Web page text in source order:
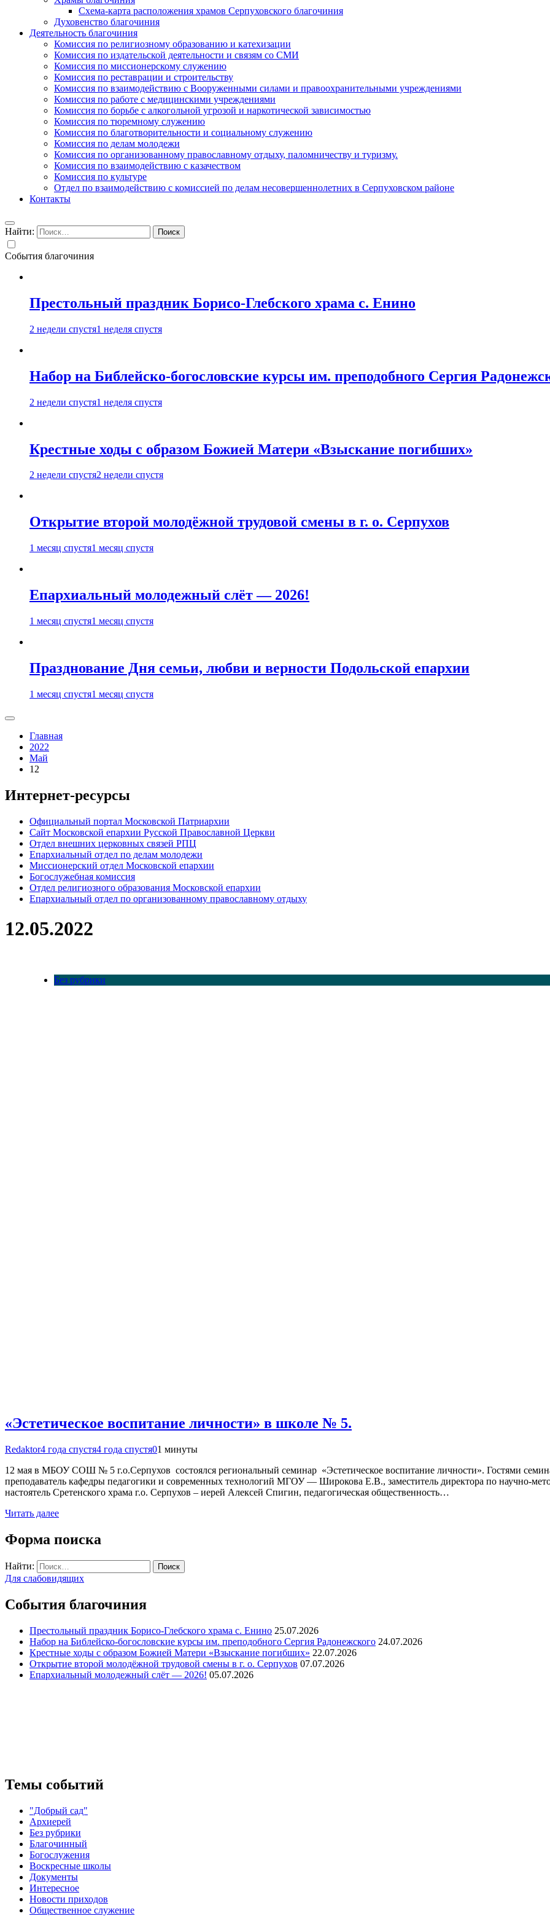
Схема-карта расположения храмов Серпуховского благочиния
Духовенство благочиния
Деятельность благочиния
Комиссия по религиозному образованию и катехизации
Комиссия по издательской деятельности и связям со СМИ
Комиссия по миссионерскому служению
Комиссия по реставрации и строительству
Комиссия по взаимодействию с Вооруженными силами и правоохранительными учреждениями
Комиссия по работе с медицинскими учреждениями
Комиссия по борьбе с алкогольной угрозой и наркотической зависимостью
Комиссия по тюремному служению
Комиссия по благотворительности и социальному служению
Комиссия по делам молодежи
Комиссия по организованному православному отдыху, паломничеству и туризму.
Комиссия по взаимодействию с казачеством
Комиссия по культуре
Отдел по взаимодействию с комиссией по делам несовершеннолетних в Серпуховском районе
Контакты
Найти:
События благочиния
Престольный праздник Борисо-Глебского храма с. Енино
2 недели спустя1 неделя спустя
Набор на Библейско-богословские курсы им. преподобного Сергия
2 недели спустя1 неделя спустя
Крестные ходы с образом Божией Матери «Взыскание погибших»
2 недели спустя2 недели спустя
Открытие второй молодёжной трудовой смены в г. о. Серпухов
1 месяц спустя1 месяц спустя
Епархиальный молодежный слёт — 2026!
1 месяц спустя1 месяц спустя
Празднование Дня семьи, любви и верности Подольской епархии
1 месяц спустя1 месяц спустя
Главная
2022
Май
12
Интернет-ресурсы
Официальный портал Московской Патриархии
Сайт Московской епархии Русской Православной Церкви
Отдел внешних церковных связей РПЦ
Епархиальный отдел по делам молодежи
Миссионерский отдел Московской епархии
Богослужебная комиссия
Отдел религиозного образования Московской епархии
Епархиальный отдел по организованному православному отдыху
12.05.2022
Без рубрики
«Эстетическое воспитание личности» в школе № 5.
Redaktor4 года спустя4 года спустя01 минуты
12 мая в МБОУ СОШ № 5 г.о.Серпухов состоялся региональный семинар «Эстетическое воспитание личности». Гостями
преподаватель кафедры педагогики и современных технологий МГОУ — Широкова Е.В., заместитель директора по
настоятель Сретенского храма г.о. Серпухов – иерей Алексей Спигин, педагогическая общественность…
Читать далее
Форма поиска
Найти:
Для слабовидящих
События благочиния
Престольный праздник Борисо-Глебского храма с. Енино 25.07.2026
Набор на Библейско-богословские курсы им. преподобного Сергия Радонежского 24.07.2026
Крестные ходы с образом Божией Матери «Взыскание погибших» 22.07.2026
Открытие второй молодёжной трудовой смены в г. о. Серпухов 07.07.2026
Епархиальный молодежный слёт — 2026! 05.07.2026
Темы событий
"Добрый сад"
Архиерей
Без рубрики
Благочинный
Богослужения
Воскресные школы
Документы
Интересное
Новости приходов
Общественное служение